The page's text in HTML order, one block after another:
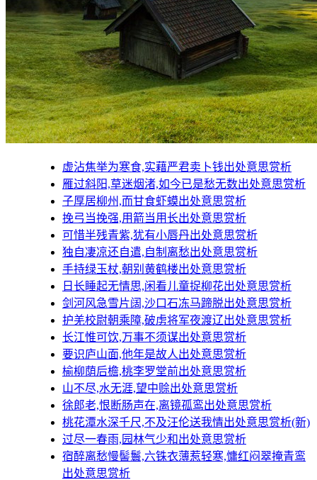
虚沾焦举为寒食,实藉严君卖卜钱出处意思赏析
雁过斜阳,草迷烟渚,如今已是愁无数出处意思赏析
子厚居柳州,而甘食虾蟆出处意思赏析
挽弓当挽强,用箭当用长出处意思赏析
可惜半残青紫,犹有小唇丹出处意思赏析
独自凄凉还自遣,自制离愁出处意思赏析
手持绿玉杖,朝别黄鹤楼出处意思赏析
日长睡起无情思,闲看儿童捉柳花出处意思赏析
剑河风急雪片阔,沙口石冻马蹄脱出处意思赏析
护羌校尉朝乘障,破虏将军夜渡辽出处意思赏析
长江惟可饮,万事不须谋出处意思赏析
要识庐山面,他年是故人出处意思赏析
榆柳荫后檐,桃李罗堂前出处意思赏析
山不尽,水无涯,望中赊出处意思赏析
徐郎老,恨断肠声在,离镜孤鸾出处意思赏析
桃花潭水深千尺,不及汪伦送我情出处意思赏析(新)
过尽一春雨,园林气少和出处意思赏析
宿醉离愁慢髻鬟,六铢衣薄惹轻寒,慵红闷翠掩青鸾
出处意思赏析